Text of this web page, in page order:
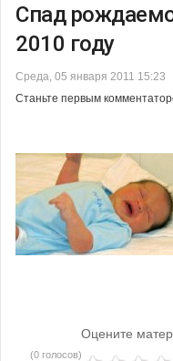
Спад
2010 году
Среда, 05 января 2011 15:23
Станьте первым
Оцените
(0 голосов)